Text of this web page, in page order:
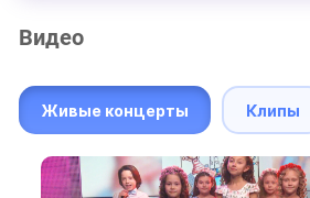
Видео
Живые концерты Клипы